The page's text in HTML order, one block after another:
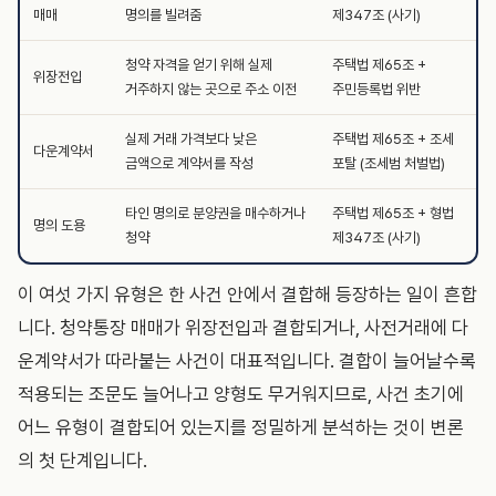
매매
명의를 빌려줌
제347조 (사기)
위장전입
청약 자격을 얻기 위해 실제
거주하지 않는 곳으로 주소 이전
주택법 제65조 +
주민등록법 위반
다운계약서
실제 거래 가격보다 낮은
금액으로 계약서를 작성
주택법 제65조 + 조세
포탈 (조세범 처벌법)
명의 도용
타인 명의로 분양권을 매수하거나
청약
주택법 제65조 + 형법
제347조 (사기)
이 여섯 가지 유형은 한 사건 안에서 결합해 등장하는 일이 흔합
니다. 청약통장 매매가 위장전입과 결합되거나, 사전거래에 다
운계약서가 따라붙는 사건이 대표적입니다. 결합이 늘어날수록
적용되는 조문도 늘어나고 양형도 무거워지므로, 사건 초기에
어느 유형이 결합되어 있는지를 정밀하게 분석하는 것이 변론
의 첫 단계입니다.